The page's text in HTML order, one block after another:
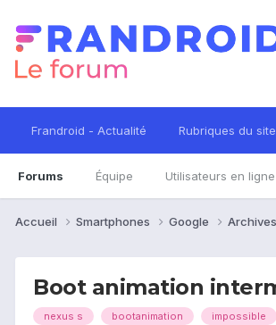
Frandroid - Actualité Rubriques du site
Forums Équipe Utilisateurs en ligne
Accueil Smartphones Google
Boot animation
nexus s bootanimation impossible